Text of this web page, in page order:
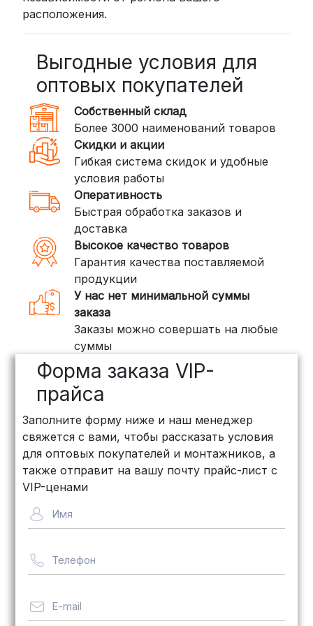
рублей
пунктов выдачи или курьером.
Сроки — от 2 дней, стоимость — от
350 рублей
DPD: Международная служба
доставки, которая работает и
внутри России. Сроки — от 2 дней,
стоимость — от 400 рублей
3. Доставка крупногабаритных грузов
(ПЭК, КИТ, Байкал Сервис)
Если ваш заказ включает большие или
тяжелые товары, мы рекомендуем
воспользоваться услугами компаний,
специализирующихся на доставке
грузов:
ПЭК: Сроки доставки — от 3 до 10
дней, стоимость рассчитывается
индивидуально (минимум
рублей
объемных заказов. Сроки — от 3
дней, стоимость — от500 рублей
Байкал Сервис: Идеально подходит
для крупногабаритных товаров.
рассчитывается индивидуально
Важно! Мы заботимся о том, чтобы
целости и сохранности, независимо
от их размера.
расположения.
Выгодные условия для
оптовых покупателей
Собственный склад
Более 3000 наименований товаров
Скидки и акции
Гибкая система скидок и удобные
условия работы
Оперативность
Быстрая обработка заказов и
доставка
Высокое качество товаров
Гарантия качества поставляемой
продукции
У нас нет минимальной суммы
заказа
Заказы можно совершать на любые
суммы
Форма заказа VIP-
прайса
Заполните форму ниже и наш менеджер
свяжется с вами, чтобы рассказать условия
для оптовых покупателей и монтажников, а
также отправит на вашу почту прайс-лист с
VIP-ценами
Имя
Телефон
E-mail